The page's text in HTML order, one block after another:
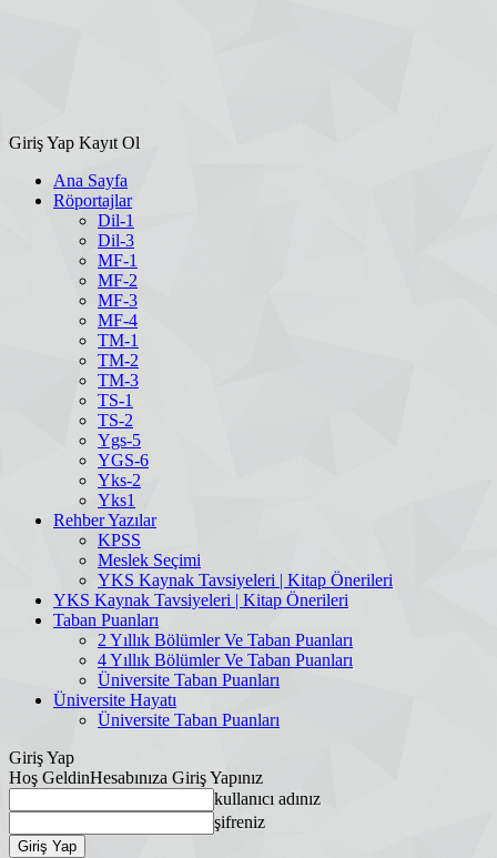
Giriş Yap Kayıt Ol
Ana Sayfa
Röportajlar
Dil-1
Dil-3
MF-1
MF-2
MF-3
MF-4
TM-1
TM-2
TM-3
TS-1
TS-2
Ygs-5
YGS-6
Yks-2
Yks1
Rehber Yazılar
KPSS
Meslek Seçimi
YKS Kaynak Tavsiyeleri | Kitap Önerileri
YKS Kaynak Tavsiyeleri | Kitap Önerileri
Taban Puanları
2 Yıllık Bölümler Ve Taban Puanları
4 Yıllık Bölümler Ve Taban Puanları
Üniversite Taban Puanları
Üniversite Hayatı
Üniversite Taban Puanları
Giriş Yap
Hoş GeldinHesabınıza Giriş Yapınız
kullanıcı adınız
şifreniz